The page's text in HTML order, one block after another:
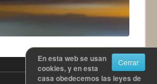
Política de uso y disfrute
Cerrar
En esta web se usan
cookies, y en esta
casa obedecemos las leyes de